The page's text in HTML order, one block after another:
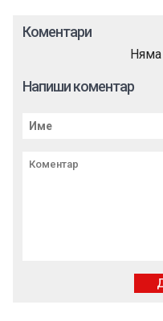
Коментари
Напиши коментар